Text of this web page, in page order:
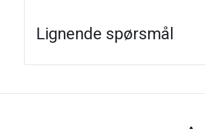
Lignende spørsmål